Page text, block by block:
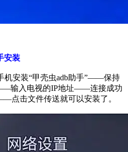
安装
安装“甲壳虫adb助手”——保持
输入电视的IP地址——连接成功
点击文件传送就可以安装了。